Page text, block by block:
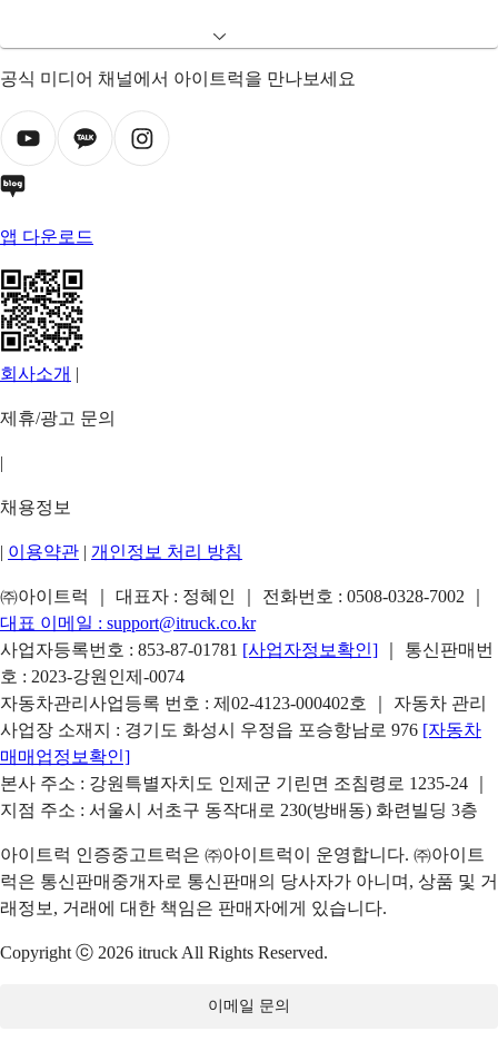
공식 미디어 채널에서 아이트럭을 만나보세요
앱 다운로드
회사소개 |
제휴/광고 문의
|
채용정보
| 이용약관 | 개인정보 처리 방침
㈜아이트럭 ｜ 대표자 : 정혜인 ｜ 전화번호 : 0508-0328-7002
대표 이메일 : support@itruck.co.kr
사업자등록번호 : 853-87-01781 [사업자정보확인]
｜ 통신판매번
호 : 2023-강원인제-0074
자동차관리사업등록 번호 : 제02-4123-000402호 ｜ 자동차 관리
사업장 소재지 : 경기도 화성시 우정읍 포승항남로 976 [자동차
매매업정보확인]
본사 주소 : 강원특별자치도 인제군 기린면 조침령로 1235-24 ｜
지점 주소 : 서울시 서초구 동작대로 230(방배동) 화련빌딩 3층
아이트럭 인증중고트럭은 ㈜아이트럭이 운영합니다. ㈜아이트
럭은 통신판매중개자로 통신판매의 당사자가 아니며, 상품 및 거
래정보, 거래에 대한 책임은 판매자에게 있습니다.
Copyright ⓒ 2026 itruck All Rights Reserved.
이메일 문의